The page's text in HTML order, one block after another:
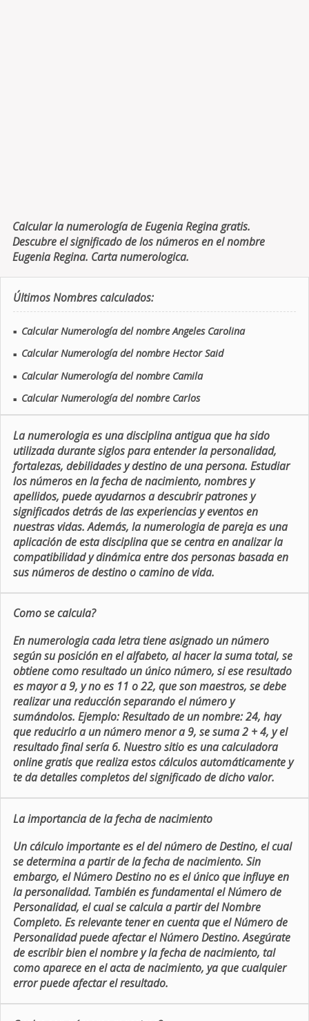
Calcular la numerología de Eugenia Regina gratis.
Descubre el significado de los números en el nombre
Eugenia Regina. Carta numerologica.
Últimos Nombres calculados:
■ Calcular Numerología del nombre Angeles Carolina
■ Calcular Numerología del nombre Hector Said
■ Calcular Numerología del nombre Camila
■ Calcular Numerología del nombre Carlos
La numerologia es una disciplina antigua que ha sido
utilizada durante siglos para entender la personalidad,
fortalezas, debilidades y destino de una persona. Estudiar
los números en la fecha de nacimiento, nombres y
apellidos, puede ayudarnos a descubrir patrones y
significados detrás de las experiencias y eventos en
nuestras vidas. Además, la numerologia de pareja es una
aplicación de esta disciplina que se centra en analizar la
compatibilidad y dinámica entre dos personas basada en
sus números de destino o camino de vida.
Como se calcula?
En numerologia cada letra tiene asignado un número
según su posición en el alfabeto, al hacer la suma total, se
obtiene como resultado un único número, si ese resultado
es mayor a 9, y no es 11 o 22, que son maestros, se debe
realizar una reducción separando el número y
sumándolos. Ejemplo: Resultado de un nombre: 24, hay
que reducirlo a un número menor a 9, se suma 2 + 4, y el
resultado final sería 6. Nuestro sitio es una calculadora
online gratis que realiza estos cálculos automáticamente y
te da detalles completos del significado de dicho valor.
La importancia de la fecha de nacimiento
Un cálculo importante es el del número de Destino, el cual
se determina a partir de la fecha de nacimiento. Sin
embargo, el Número Destino no es el único que influye en
la personalidad. También es fundamental el Número de
Personalidad, el cual se calcula a partir del Nombre
Completo. Es relevante tener en cuenta que el Número de
Personalidad puede afectar el Número Destino. Asegúrate
de escribir bien el nombre y la fecha de nacimiento, tal
como aparece en el acta de nacimiento, ya que cualquier
error puede afectar el resultado.